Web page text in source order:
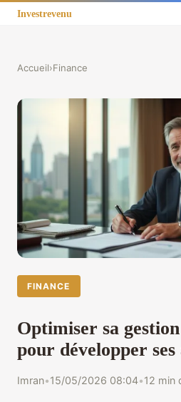
Accueil›Finance
FINANCE
Optimiser sa
pour développer
Imran•15/05/2026 08:04•12 min